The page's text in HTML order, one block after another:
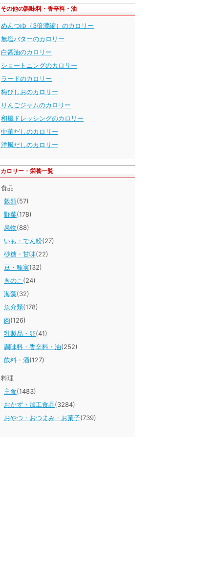
その他の調味料・香辛料・油
めんつゆ（3倍濃縮）のカロリー
無塩バターのカロリー
白醤油のカロリー
ショートニングのカロリー
ラードのカロリー
梅びしおのカロリー
りんごジャムのカロリー
和風ドレッシングのカロリー
中華だしのカロリー
洋風だしのカロリー
カロリー・栄養一覧
食品
穀類(57)
野菜(178)
果物(88)
いも・でん粉(27)
砂糖・甘味(22)
豆・種実(32)
きのこ (24)
海藻(32)
魚介類(178)
肉(126)
乳製品・卵(41)
調味料・香辛料・油(252)
飲料・酒(127)
料理
主食(1483)
おかず・加工食品(3284)
おやつ・おつまみ・お菓子(739)